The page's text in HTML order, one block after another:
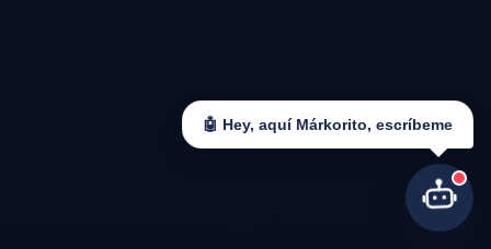
🤖 Hey, aquí Márkorito, escríbeme